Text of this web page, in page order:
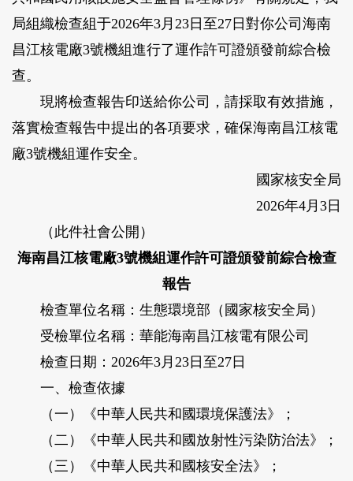
局組織檢查組于2026年3月23日至27日對你公司海南
昌江核電廠3號機組進行了運作許可證頒發前綜合檢
查。
現將檢查報告印送給你公司，請採取有效措施，
落實檢查報告中提出的各項要求，確保海南昌江核電
廠3號機組運作安全。
國家核安全局
2026年4月3日
（此件社會公開）
海南昌江核電廠3號機組運作許可證頒發前綜合檢查
報告
檢查單位名稱：生態環境部（國家核安全局）
受檢單位名稱：華能海南昌江核電有限公司
檢查日期：2026年3月23日至27日
一、檢查依據
（一）《中華人民共和國環境保護法》；
（二）《中華人民共和國放射性污染防治法》；
（三）《中華人民共和國核安全法》；